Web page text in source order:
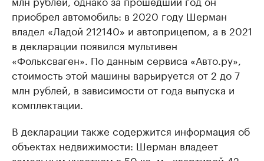
приобрел автомобиль: в 2020 году Шерман
владел «Ладой 212140» и автоприцепом, а в 2021
в декларации появился мультивен
«Фольксваген». По данным сервиса «Авто.ру»,
стоимость этой машины варьируется от 2 до 7
млн рублей, в зависимости от года выпуска и
комплектации.
В декларации также содержится информация об
объектах недвижимости: Шерман владеет